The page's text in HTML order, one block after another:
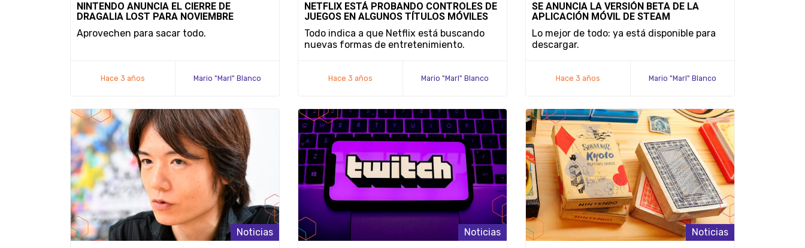
NINTENDO ANUNCIA EL CIERRE DE
DRAGALIA LOST PARA NOVIEMBRE
Aprovechen para sacar todo.
Hace 3 años Mario "Marl" Blanco
NETFLIX ESTÁ PROBANDO CONTROLES DE
JUEGOS EN ALGUNOS TÍTULOS MÓVILES
Todo indica a que Netflix está buscando
nuevas formas de entretenimiento.
Hace 3 años Mario "Marl" Blanco
SE ANUNCIA LA VERSIÓN BETA DE LA
APLICACIÓN MÓVIL DE STEAM
Lo mejor de todo: ya está disponible para
descargar.
Hace 3 años Mario "Marl" Blanco
Noticias Noticias Noticias